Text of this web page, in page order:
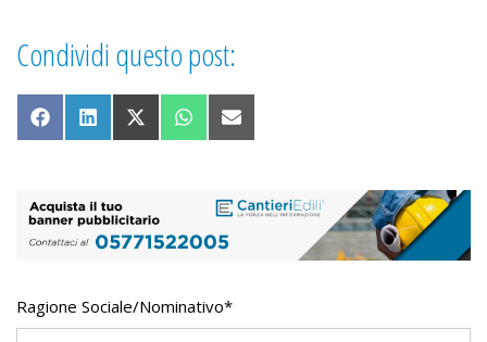
Condividi questo post:
Share on Facebook
Share on LinkedIn
Share on X (Twitter)
Share on WhatsApp
Share on Email
Ragione Sociale/Nominativo*